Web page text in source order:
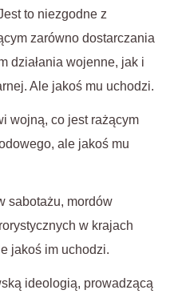
to niezgodne z
zarówno dostarczania
działania wojenne, jak i
Ale jakoś mu uchodzi.
wojną, co jest rażącym
ale jakoś mu
sabotażu, mordów
w krajach
jakoś im uchodzi.
ideologią, prowadzącą